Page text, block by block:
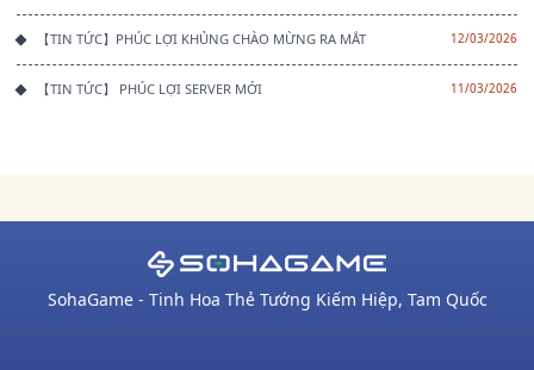
【TIN TỨC】PHÚC LỢI KHỦNG CHÀO MỪNG RA MẮT 12/03/2026
【TIN TỨC】 PHÚC LỢI SERVER MỚI 11/03/2026
SohaGame - Tinh Hoa Thẻ Tướng Kiếm Hiệp, Tam Quốc